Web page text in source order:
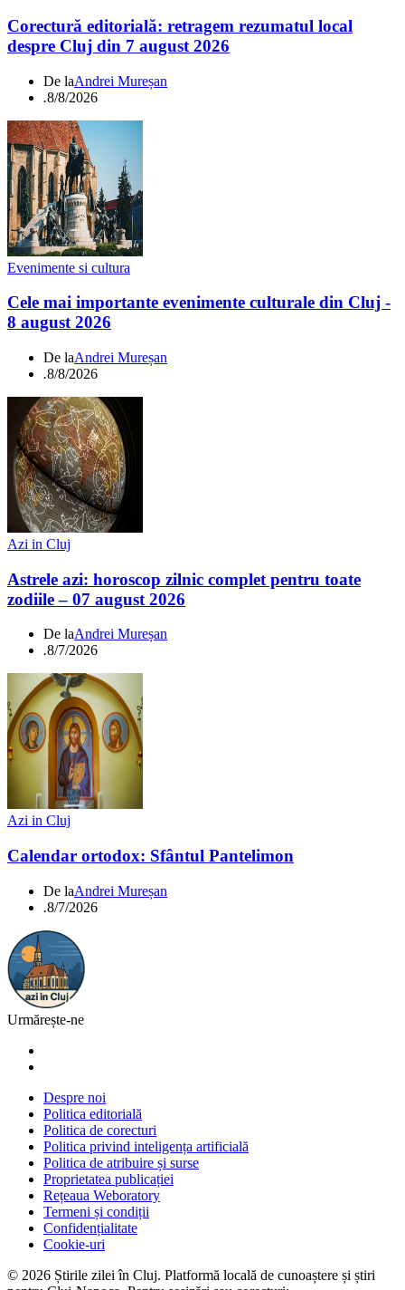
Corectură editorială: retragem rezumatul local
despre Cluj din 7 august 2026
De laAndrei Mureșan
.8/8/2026
Evenimente si cultura
Cele mai importante evenimente culturale din Cluj -
8 august 2026
De laAndrei Mureșan
.8/8/2026
Azi in Cluj
Astrele azi: horoscop zilnic complet pentru toate
zodiile – 07 august 2026
De laAndrei Mureșan
.8/7/2026
Azi in Cluj
Calendar ortodox: Sfântul Pantelimon
De laAndrei Mureșan
.8/7/2026
Urmărește-ne
Despre noi
Politica editorială
Politica de corecturi
Politica privind inteligența artificială
Politica de atribuire și surse
Proprietatea publicației
Rețeaua Weboratory
Termeni și condiții
Confidențialitate
Cookie-uri
© 2026 Știrile zilei în Cluj. Platformă locală de cunoaștere și știri